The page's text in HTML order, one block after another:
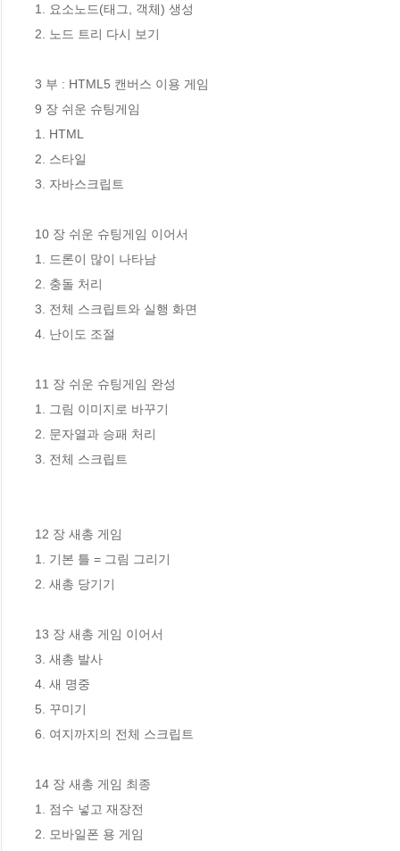
1. 요소노드(태그, 객체) 생성
2. 노드 트리 다시 보기
3 부 : HTML5 캔버스 이용 게임
9 장 쉬운 슈팅게임
1. HTML
2. 스타일
3. 자바스크립트
10 장 쉬운 슈팅게임 이어서
1. 드론이 많이 나타남
2. 충돌 처리
3. 전체 스크립트와 실행 화면
4. 난이도 조절
11 장 쉬운 슈팅게임 완성
1. 그림 이미지로 바꾸기
2. 문자열과 승패 처리
3. 전체 스크립트
12 장 새총 게임
1. 기본 틀 = 그림 그리기
2. 새총 당기기
13 장 새총 게임 이어서
3. 새총 발사
4. 새 명중
5. 꾸미기
6. 여지까지의 전체 스크립트
14 장 새총 게임 최종
1. 점수 넣고 재장전
2. 모바일폰 용 게임